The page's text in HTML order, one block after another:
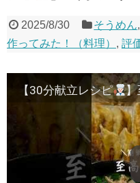
2025/8/30 そうめん,
作ってみた！（料理） , 評
【30分献立レシピ 】